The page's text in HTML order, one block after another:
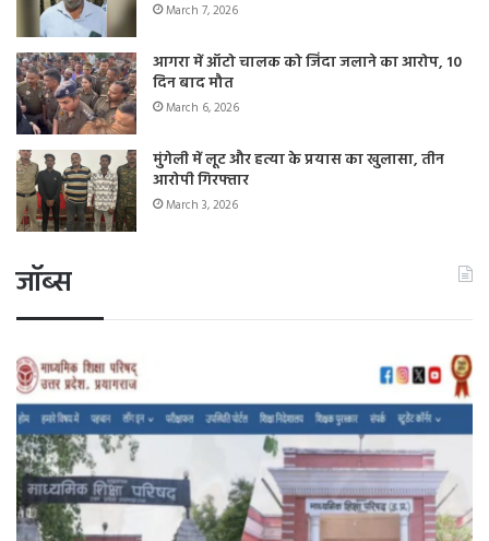
March 7, 2026
आगरा में ऑटो चालक को जिंदा जलाने का आरोप, 10
दिन बाद मौत
March 6, 2026
मुंगेली में लूट और हत्या के प्रयास का खुलासा, तीन
आरोपी गिरफ्तार
March 3, 2026
जॉब्स